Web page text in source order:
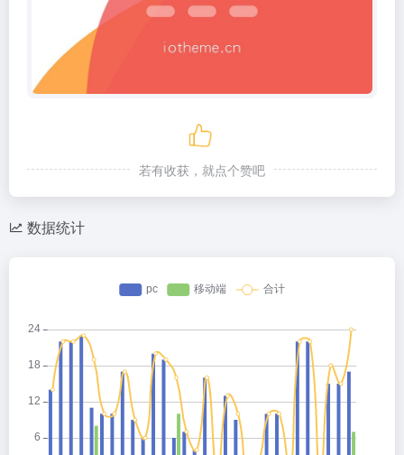
若有收获，就点个赞吧
数据统计